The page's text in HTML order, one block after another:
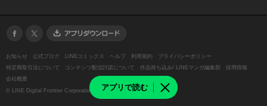
アプリで読む
お知らせ 公式ブログ LINEコミックス ヘルプ 利用規約
プライバシーポリシー
特定商取引法について
コンテンツ配信許諾について 作品持ち込み/ LINEマンガ編集部
採用情報
会社概要
© LINE Digital Frontier Corporation